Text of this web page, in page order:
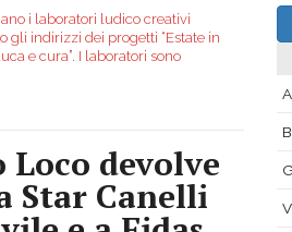
i laboratori ludico creativi
gli indirizzi dei progetti “Estate in
e cura”. I laboratori sono
devolve
Canelli